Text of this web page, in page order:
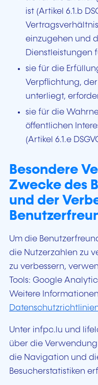
ist (Artikel 6.1.b
einzugehen und
Dienstleistungen
sie für die
Verpflichtung,
unterliegt,
sie für die
öffentlichen
(Artikel 6.1.e
Besondere
Zwecke des
und der
Um die
die Nutzerzahlen zu
zu verbessern,
Tools: Google
Weitere
Unter infpc.lu und
über die
die Navigation und
Besucherstatistiken